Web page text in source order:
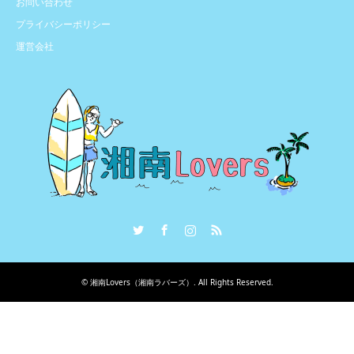
プライバシーポリシー
運営会社
InstagramRSS
© 湘南Lovers（湘南ラバーズ） . All Rights Reserved.